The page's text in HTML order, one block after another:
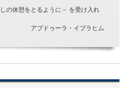
の休憩をとるように－ を受け入れ
アブドゥーラ・イブラヒム